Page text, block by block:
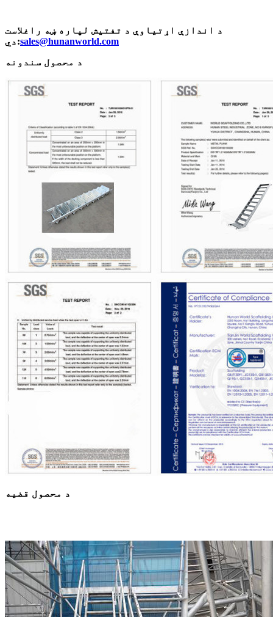
د اندازې اړتیاوې د تفتیش لپاره ښه راغلاست
دي:sales@hunanworld.com
د محصول سندونه
د محصول قضیه